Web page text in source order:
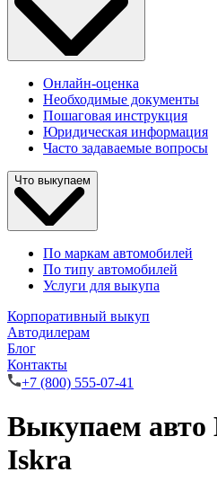
Онлайн-оценка
Необходимые документы
Пошаговая инструкция
Юридическая информация
Часто задаваемые вопросы
Что выкупаем
По маркам автомобилей
По типу автомобилей
Услуги для выкупа
Корпоративный выкуп
Автодилерам
Блог
Контакты
+7 (800) 555-07-41
Выкупаем авто
Iskra